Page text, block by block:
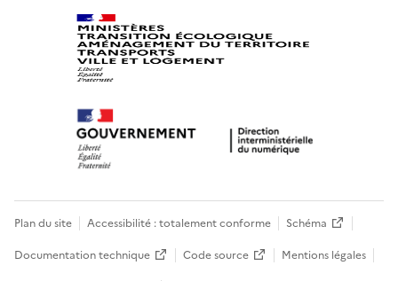
Plan du site Accessibilité : totalement conforme
Schéma
Documentation technique
Code source
Mentions légales